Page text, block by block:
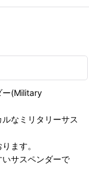
ー(Military
なミリタリーサス
ます。
サスペンダーで